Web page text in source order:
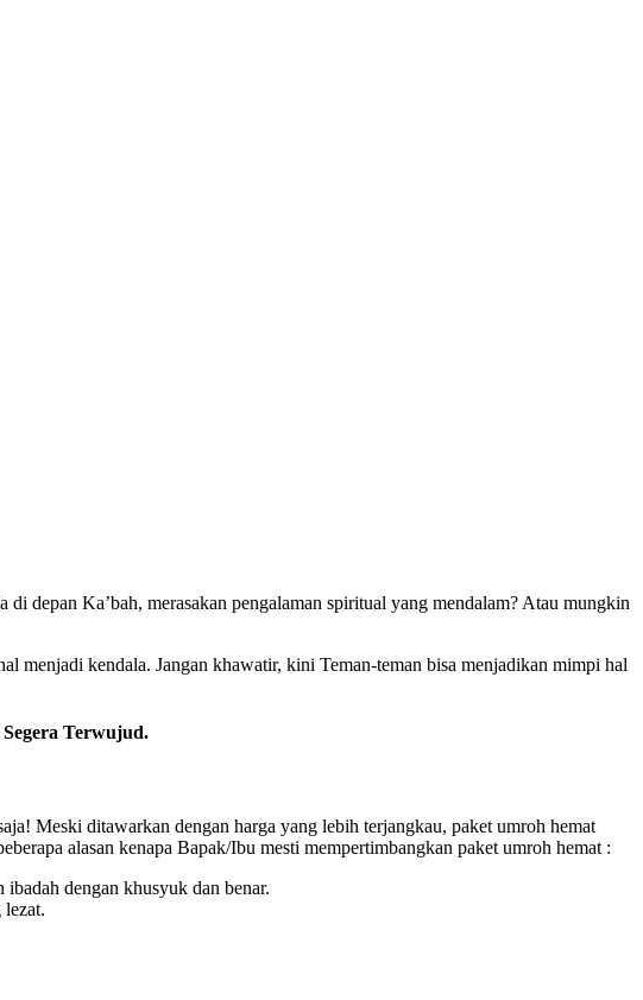
depan Ka’bah, merasakan pengalaman spiritual yang mendalam? Atau mungkin
menjadi kendala. Jangan khawatir, kini Teman-teman bisa menjadikan mimpi hal
Terwujud.
Meski ditawarkan dengan harga yang lebih terjangkau, paket umroh hemat
alasan kenapa Bapak/Ibu mesti mempertimbangkan paket umroh hemat :
dengan khusyuk dan benar.
lezat.